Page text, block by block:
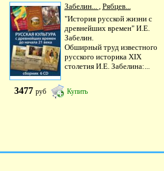
Забелин... , Рябцев...
"История русской жизни с
древнейших времен" И.Е.
Забелин.
Обширный труд известного
русского историка XIX
столетия И.Е. Забелина:...
3477 руб Купить